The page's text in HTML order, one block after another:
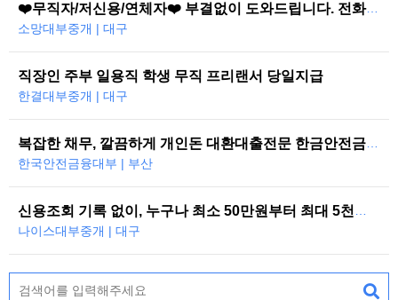
❤️무직자/저신용/연체자❤️ 부결없이 도와드립니다. 전화한통으로 당일즉시…
소망대부중개 | 대구
직장인 주부 일용직 학생 무직 프리랜서 당일지급
한결대부중개 | 대구
한국안전금융대부 | 부산
나이스대부중개 | 대구